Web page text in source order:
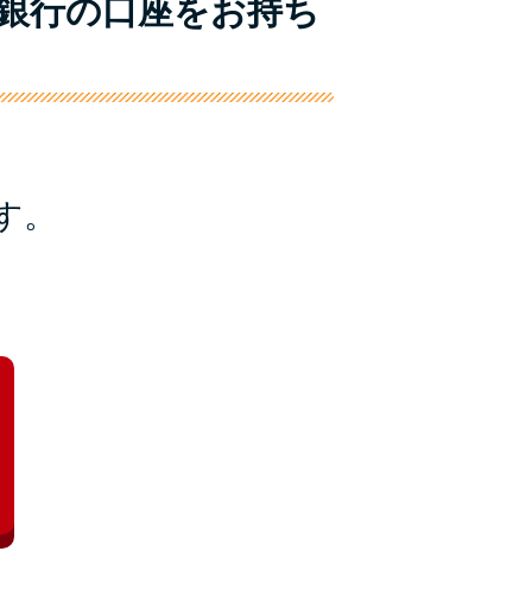
りる方法がある？
学生がお金を借りる方法は？親へのバレにくさ
行の口座をお持ち